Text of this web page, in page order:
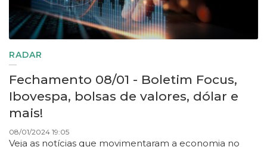
RADAR
Fechamento 08/01 - Boletim Focus,
Ibovespa, bolsas de valores, dólar e
mais!
08/01/2024 19:05
Veja as notícias que movimentaram a economia no